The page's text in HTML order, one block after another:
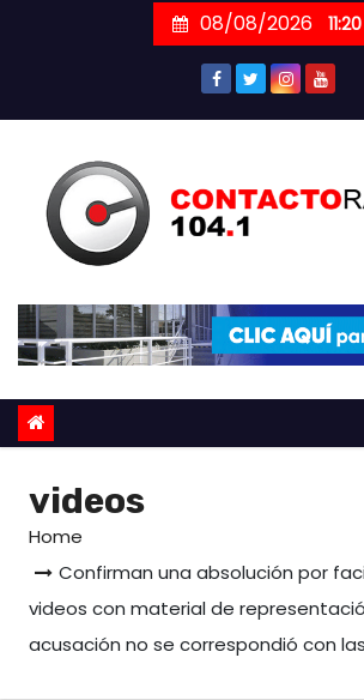
08/08/2026 11:20
videos
Home
Confirman una absolución por
videos con material de
acusación no se correspondió con